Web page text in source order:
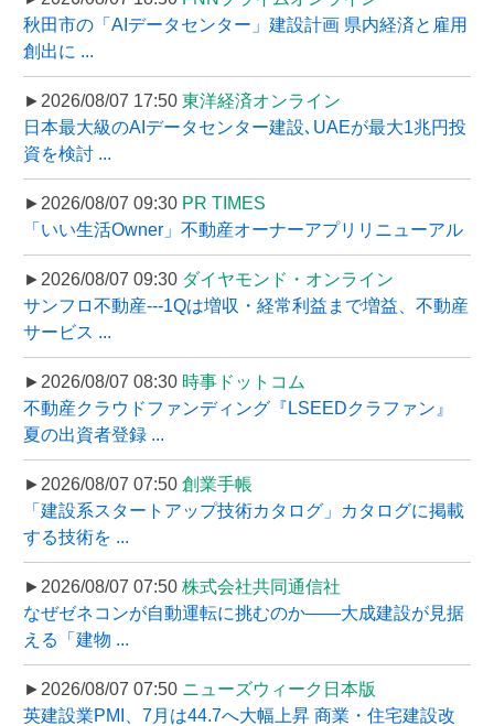
秋田市の「AIデータセンター」建設計画 県内経済と雇用
創出に ...
►2026/08/07 17:50 東洋経済オンライン
日本最大級のAIデータセンター建設､UAEが最大1兆円投
資を検討 ...
►2026/08/07 09:30 PR TIMES
「いい生活Owner」不動産オーナーアプリリニューアル
►2026/08/07 09:30 ダイヤモンド・オンライン
サンフロ不動産---1Qは増収・経常利益まで増益、不動産
サービス ...
►2026/08/07 08:30 時事ドットコム
不動産クラウドファンディング『LSEEDクラファン』
夏の出資者登録 ...
►2026/08/07 07:50 創業手帳
「建設系スタートアップ技術カタログ」カタログに掲載
する技術を ...
►2026/08/07 07:50 株式会社共同通信社
なぜゼネコンが自動運転に挑むのか――大成建設が見据
える「建物 ...
►2026/08/07 07:50 ニューズウィーク日本版
英建設業PMI、7月は44.7へ大幅上昇 商業・住宅建設改